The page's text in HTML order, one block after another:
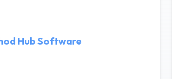
Hub Software